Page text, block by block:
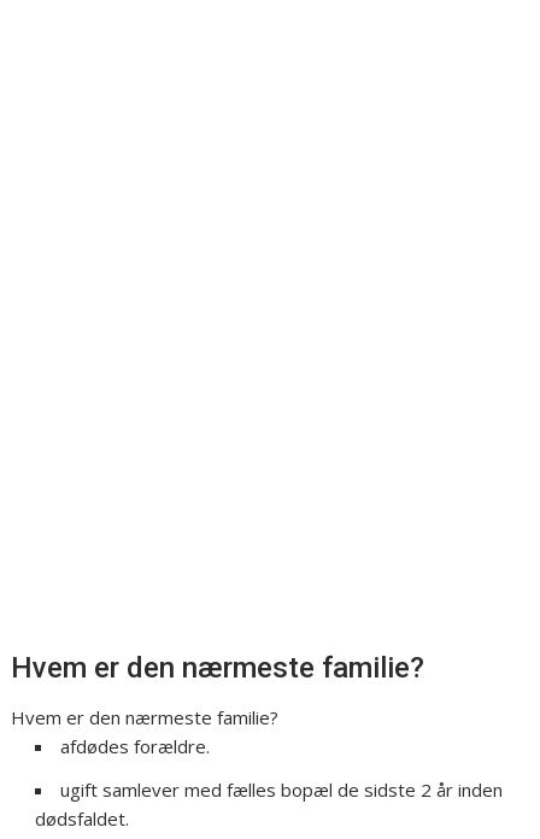
Hvem er den nærmeste familie?
Hvem er den nærmeste familie?
afdødes forældre.
ugift samlever med fælles bopæl de sidste 2 år inden
dødsfaldet.